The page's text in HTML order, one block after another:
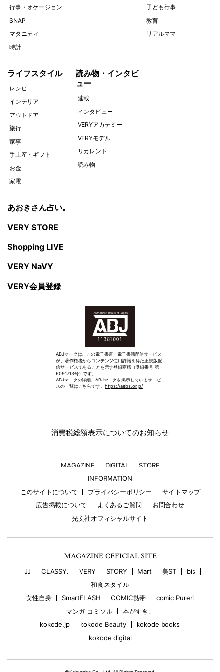
行事・オケージョン
SNAP
マタニティ
時計
子ども行事
教育
リアルママ
ライフスタイル
レシピ
インテリア
アウトドア
旅行
家事
手土産・ギフト
お金
家電
読み物・インタビ
ュー
連載
インタビュー
VERYアカデミー
VERYモデル
リカレント
読み物
あおきさん占い。
VERY STORE
Shopping LIVE
VERY NaVY
VERY会員登録
ABJマークは、この電子書店・電子書籍配信サービス
が、著作権者からコンテンツ使用許諾を得た正規版配
信サービスであることを示す登録商標（登録番号 第
6091713号）です。
ABJマークの詳細、ABJマークを掲示しているサービ
スの一覧はこちらです。 https://aebs.or.jp/
消費税総額表示についてのお知らせ
MAGAZINE DIGITAL
STORE
INFORMATION
このサイトについて
プライバシーポリシー
サイトマップ
広告掲載について
よくあるご質問
お問合わせ
光文社オフィシャルサイト
MAGAZINE OFFICIAL SITE
JJ CLASSY. VERY STORY Mart 美ST
bis
和食スタイル
女性自身
SmartFLASH COMIC熱帯
comic Pureri
マンガ コミソル
本がすき。
kokode.jp
kokode Beauty
kokode books
kokode digital